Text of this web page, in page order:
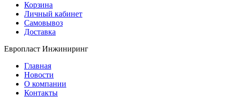
Корзина
Личный кабинет
Самовывоз
Доставка
Европласт Инжиниринг
Главная
Новости
О компании
Контакты